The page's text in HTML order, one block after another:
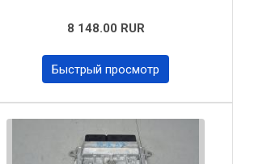
8 148.00 RUR
Быстрый просмотр